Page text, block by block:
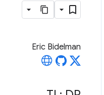
Eric Bidelman